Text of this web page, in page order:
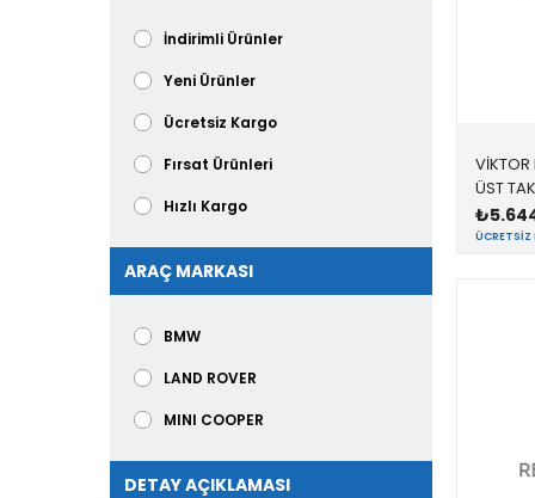
İndirimli Ürünler
Yeni Ürünler
Ücretsiz Kargo
Fırsat Ürünleri
Hızlı Kargo
ARAÇ MARKASI
BMW
LAND ROVER
MINI COOPER
DETAY AÇIKLAMASI
VİKTOR
ÜCRETSIZ